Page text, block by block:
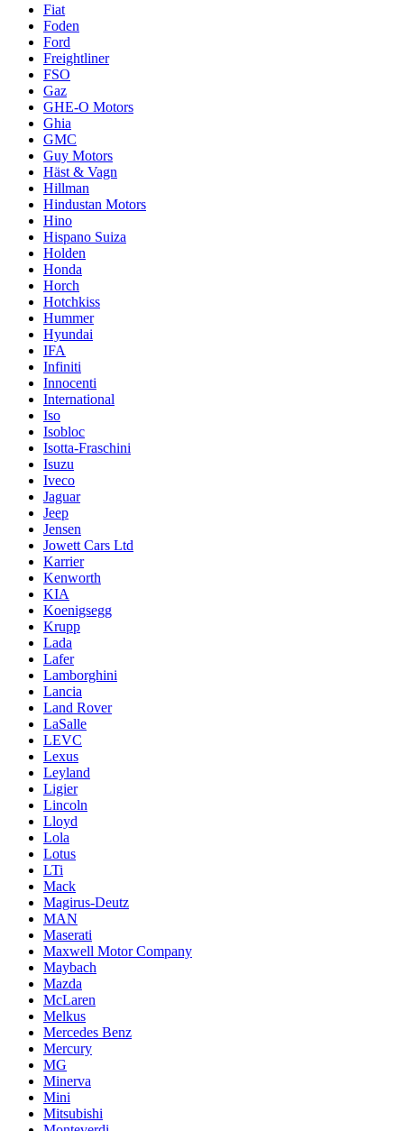
Fiat
Foden
Ford
Freightliner
FSO
Gaz
GHE-O Motors
Ghia
GMC
Guy Motors
Häst & Vagn
Hillman
Hindustan Motors
Hino
Hispano Suiza
Holden
Honda
Horch
Hotchkiss
Hummer
Hyundai
IFA
Infiniti
Innocenti
International
Iso
Isobloc
Isotta-Fraschini
Isuzu
Iveco
Jaguar
Jeep
Jensen
Jowett Cars Ltd
Karrier
Kenworth
KIA
Koenigsegg
Krupp
Lada
Lafer
Lamborghini
Lancia
Land Rover
LaSalle
LEVC
Lexus
Leyland
Ligier
Lincoln
Lloyd
Lola
Lotus
LTi
Mack
Magirus-Deutz
MAN
Maserati
Maxwell Motor Company
Maybach
Mazda
McLaren
Melkus
Mercedes Benz
Mercury
MG
Minerva
Mini
Mitsubishi